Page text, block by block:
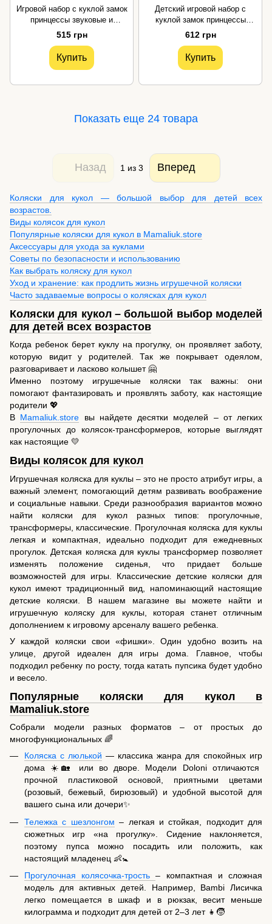
Игровой набор с куклой замок
принцессы звуковые и
световые эффекты YG Toys
515 грн
Купить
Детский игровой набор с
куклой замок принцессы
звуковые и световые
эффекты YG Toys
612 грн
Купить
Показать еще 24 товара
Назад 1 из 3 Вперед
Коляски для кукол — большой выбор для детей всех
возрастов.
Виды колясок для кукол
Популярные коляски для кукол в Mamaliuk.store
Аксессуары для ухода за куклами
Советы по безопасности и использованию
Как выбрать коляску для кукол
Уход и хранение: как продлить жизнь игрушечной коляски
Часто задаваемые вопросы о колясках для кукол
Коляски для кукол – большой выбор моделей
для детей всех возрастов
Когда ребенок берет куклу на прогулку, он проявляет заботу,
которую видит у родителей. Так же покрывает одеялом,
разговаривает и ласково колышет 🤗
Именно поэтому игрушечные коляски так важны: они
помогают фантазировать и проявлять заботу, как настоящие
родители 💖
В Mamaliuk.store вы найдете десятки моделей – от легких
прогулочных до колясок-трансформеров, которые выглядят
как настоящие 💛
Виды колясок для кукол
Игрушечная коляска для куклы – это не просто атрибут игры, а
важный элемент, помогающий детям развивать воображение
и социальные навыки. Среди разнообразия вариантов можно
найти коляски для кукол разных типов: прогулочные,
трансформеры, классические. Прогулочная коляска для куклы
легкая и компактная, идеально подходит для ежедневных
прогулок. Детская коляска для куклы трансформер позволяет
изменять положение сиденья, что придает больше
возможностей для игры. Классические детские коляски для
кукол имеют традиционный вид, напоминающий настоящие
детские коляски. В нашем магазине вы можете найти и
игрушечную коляску для куклы, которая станет отличным
дополнением к игровому арсеналу вашего ребенка.
У каждой коляски свои «фишки». Один удобно возить на
улице, другой идеален для игры дома. Главное, чтобы
подходил ребенку по росту, тогда катать пупсика будет удобно
и весело.
Популярные коляски для кукол в
Mamaliuk.store
Собрали модели разных форматов – от простых до
многофункциональных 🌈
Коляска с люлькой — классика жанра для спокойных игр
дома ☀️🏡 или во дворе. Модели Doloni отличаются
прочной пластиковой основой, приятными цветами
(розовый, бежевый, бирюзовый) и удобной высотой для
вашего сына или дочери✨
Тележка с шезлонгом – легкая и стойкая, подходит для
сюжетных игр «на прогулку». Сидение наклоняется,
поэтому пупса можно посадить или положить, как
настоящий младенец 👶🚼
Прогулочная колясочка-трость– компактная и сложная
модель для активных детей. Например, Bambi Лисичка
легко помещается в шкаф и в рюкзак, весит меньше
килограмма и подходит для детей от 2–3 лет 👧🧒